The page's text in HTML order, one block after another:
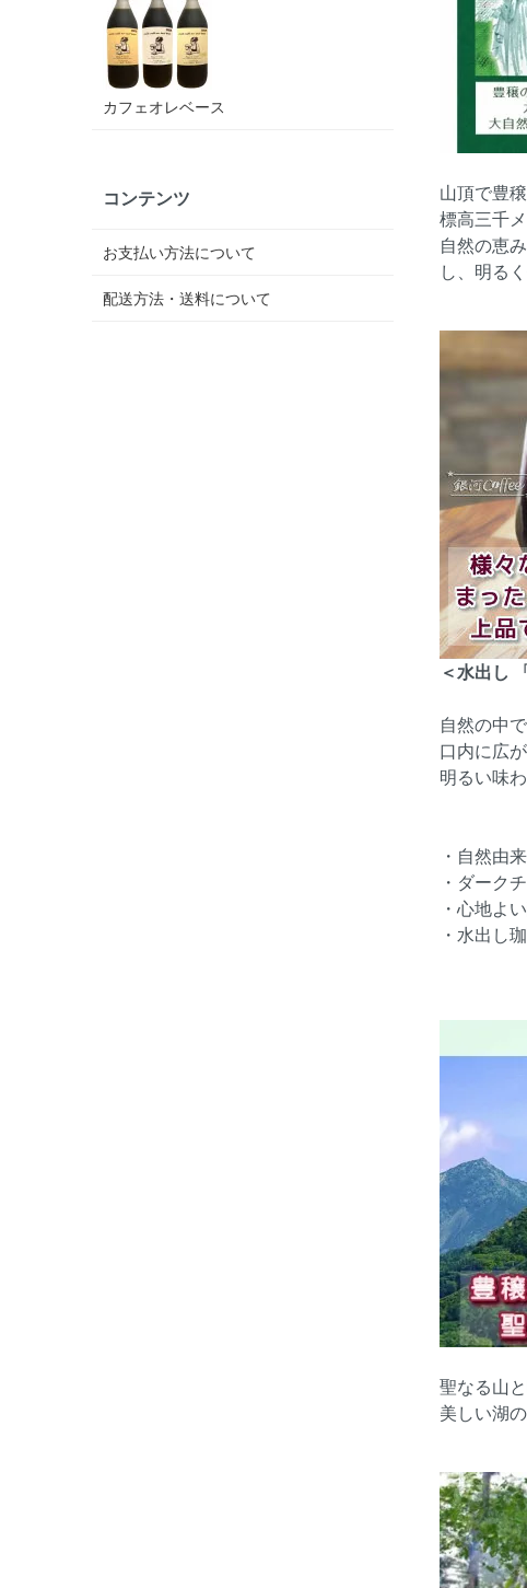
山頂で豊
標高三千
自然の恵
し、明る
＜水出し
自然の中
口内に広
明るい味
・自然由
・ダーク
・心地よ
・水出し
聖なる山
美しい湖
カフェオレベース
コンテンツ
お支払い方法について
配送方法・送料について